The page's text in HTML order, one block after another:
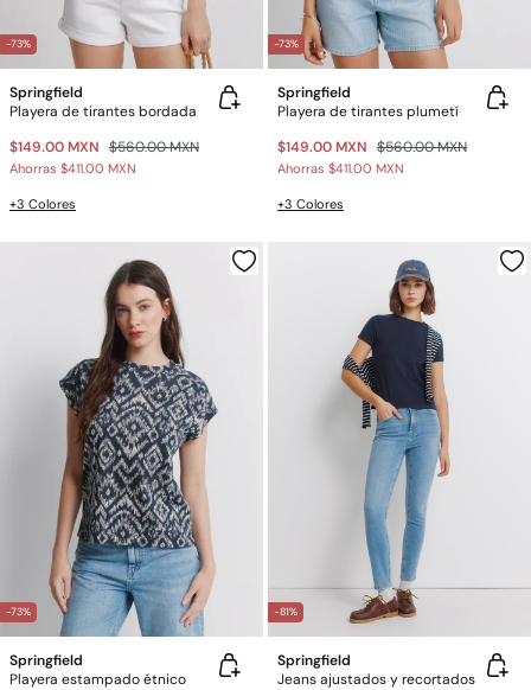
-73%
Springfield
Playera de tirantes bordada
$149.00 MXN $560.00 MXN
Ahorras $411.00 MXN
+3 Colores
-73%
Springfield
Playera de tirantes plumetí
$149.00 MXN $560.00 MXN
Ahorras $411.00 MXN
+3 Colores
-73%
Springfield
Playera estampado étnico
-81%
Springfield
Jeans ajustados y recortados